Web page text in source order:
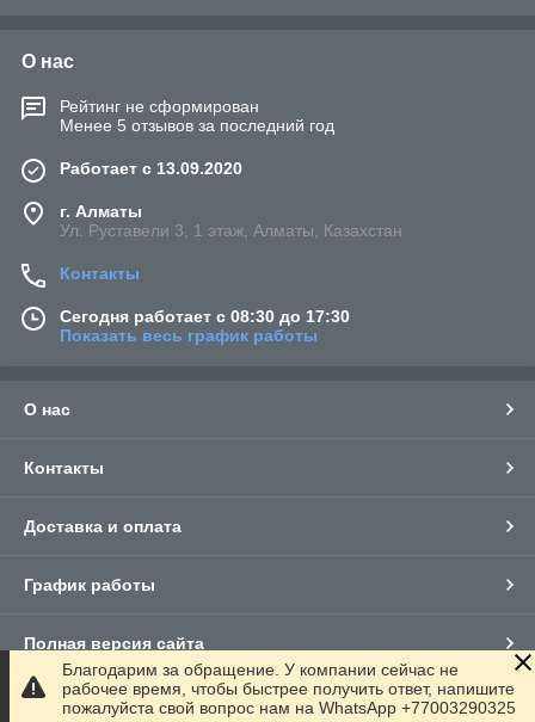
О нас
Рейтинг не сформирован
Менее 5 отзывов за последний год
Работает с 13.09.2020
г. Алматы
Ул. Руставели 3, 1 этаж, Алматы, Казахстан
Контакты
Сегодня работает с 08:30 до 17:30
Показать весь график работы
О нас
Контакты
Доставка и оплата
График работы
Полная версия сайта
Сайт создан на маркетплейсеSatu.kz
Благодарим за обращение. У компании сейчас не
рабочее время, чтобы быстрее получить ответ, напишите
пожалуйста свой вопрос нам на WhatsApp +77003290325